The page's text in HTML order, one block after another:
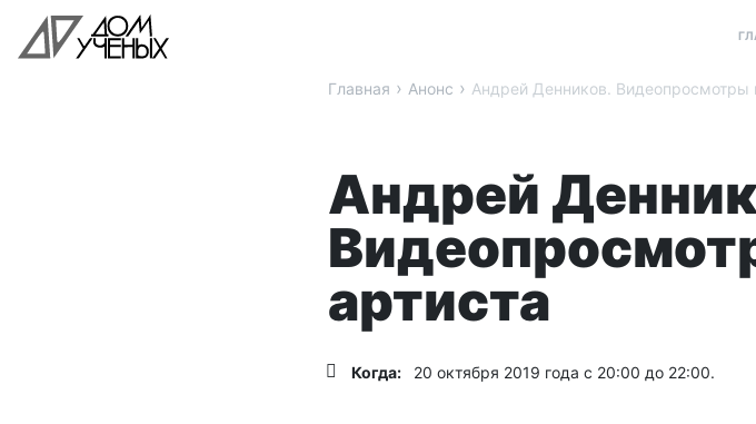
Главная › Анонс › Андрей Денников. Видеопросмотры
Андрей
артиста
Когда: 20 октября 2019 года с 20:00 до 22:00.